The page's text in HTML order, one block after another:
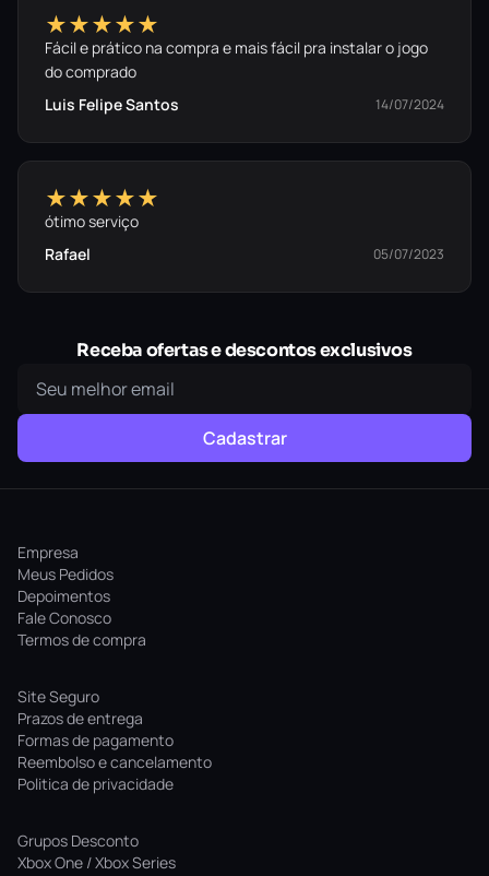
★★★★★
Fácil e prático na compra e mais fácil pra instalar o jogo
do comprado
Luis Felipe Santos
14/07/2024
★★★★★
ótimo serviço
Rafael
05/07/2023
Receba ofertas e descontos exclusivos
Cadastrar
Empresa
Meus Pedidos
Depoimentos
Fale Conosco
Termos de compra
Site Seguro
Prazos de entrega
Formas de pagamento
Reembolso e cancelamento
Politica de privacidade
Grupos Desconto
Xbox One / Xbox Series